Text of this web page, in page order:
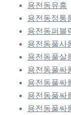
용전동유흥
용전동정통
용전동퍼블
용전동풀사
용전동풀살
용전동풀싸
용전동풀싸
용전동풀싸
용전동풀싸